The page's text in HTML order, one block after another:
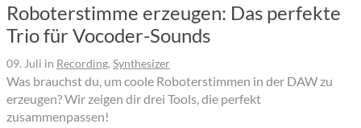
Roboterstimme erzeugen: Das perfekte
Trio für Vocoder-Sounds
09. Juli in Recording, Synthesizer
Was brauchst du, um coole Roboterstimmen in der DAW zu
erzeugen? Wir zeigen dir drei Tools, die perfekt
zusammenpassen!